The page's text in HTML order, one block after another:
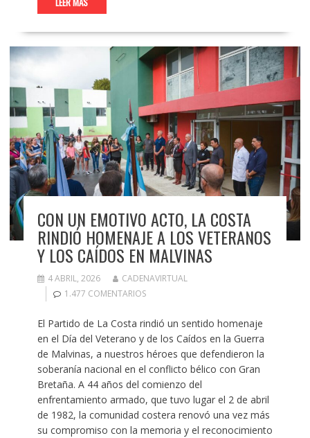
CON UN EMOTIVO ACTO, LA COSTA
RINDIÓ HOMENAJE A LOS VETERANOS
Y LOS CAÍDOS EN MALVINAS
4 ABRIL, 2026
CADENAVIRTUAL
1.477 COMENTARIOS
El Partido de La Costa rindió un sentido homenaje
en el Día del Veterano y de los Caídos en la Guerra
de Malvinas, a nuestros héroes que defendieron la
soberanía nacional en el conflicto bélico con Gran
Bretaña. A 44 años del comienzo del
enfrentamiento armado, que tuvo lugar el 2 de abril
de 1982, la comunidad costera renovó una vez más
su compromiso con la memoria y el reconocimiento